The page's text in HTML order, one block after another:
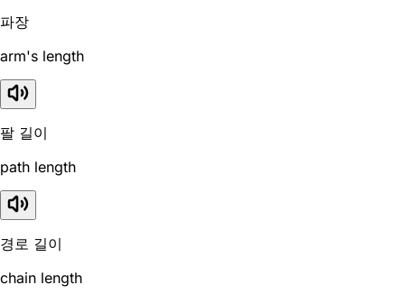
파장
arm's length
팔 길이
path length
경로 길이
chain length